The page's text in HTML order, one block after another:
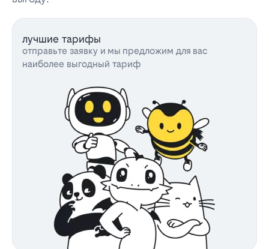
лучшие тарифы
отправьте заявку и мы предложим для вас
наиболее выгодный тариф